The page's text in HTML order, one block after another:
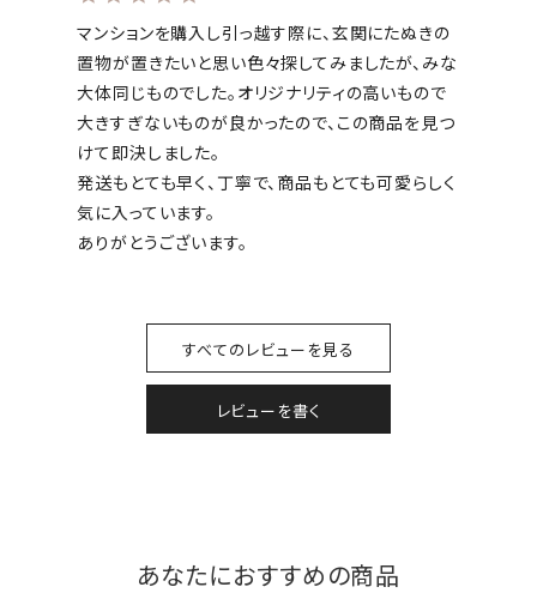
マンションを購入し引っ越す際に、玄関にたぬきの
置物が置きたいと思い色々探してみましたが、みな
大体同じものでした。オリジナリティの高いもので
大きすぎないものが良かったので、この商品を見つ
けて即決しました。
発送もとても早く、丁寧で、商品もとても可愛らしく
気に入っています。
ありがとうございます。
すべてのレビューを見る
レビューを書く
あなたにおすすめの商品